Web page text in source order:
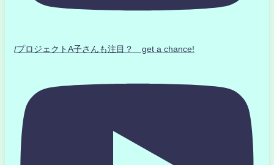
/プロジェクトA子さんも注目？ get a chance!